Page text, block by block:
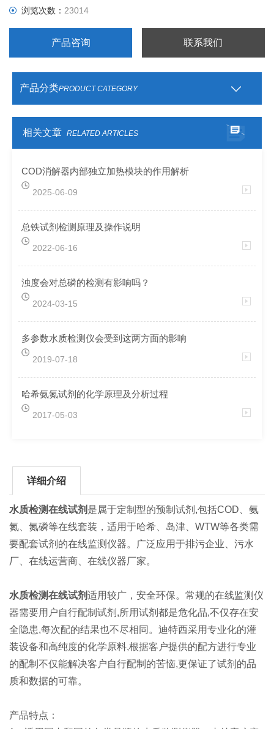
浏览次数：23014
产品咨询 联系我们
产品分类PRODUCT CATEGORY
相关文章 RELATED ARTICLES
COD消解器内部独立加热模块的作用解析
2025-06-09
总铁试剂检测原理及操作说明
2022-06-16
浊度会对总磷的检测有影响吗？
2024-03-15
多参数水质检测仪会受到这两方面的影响
2019-07-18
哈希氨氮试剂的化学原理及分析过程
2017-05-03
详细介绍
水质检测在线试剂 是属于定制型的预制试剂,包括COD、氨
氮、氮磷等在线套装，适用于哈希、岛津、WTW等各类需
要配套试剂的在线监测仪器。广泛应用于排污企业、污水
厂、在线运营商、在线仪器厂家。
水质检测在线试剂适用较广，安全环保。常规的在线监测仪
器需要用户自行配制试剂,所用试剂都是危化品,不仅存在安
全隐患,每次配的结果也不尽相同。迪特西采用专业化的灌
装设备和高纯度的化学原料,根据客户提供的配方进行专业
的配制不仅能解决客户自行配制的苦恼,更保证了试剂的品
质和数据的可靠。
产品特点：